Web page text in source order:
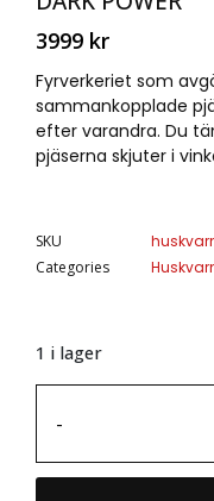
3999 kr
Fyrverkeriet som
sammankopplade
efter varandra. Du
pjäserna skjuter i
SKU
Categories
1 i lager
-